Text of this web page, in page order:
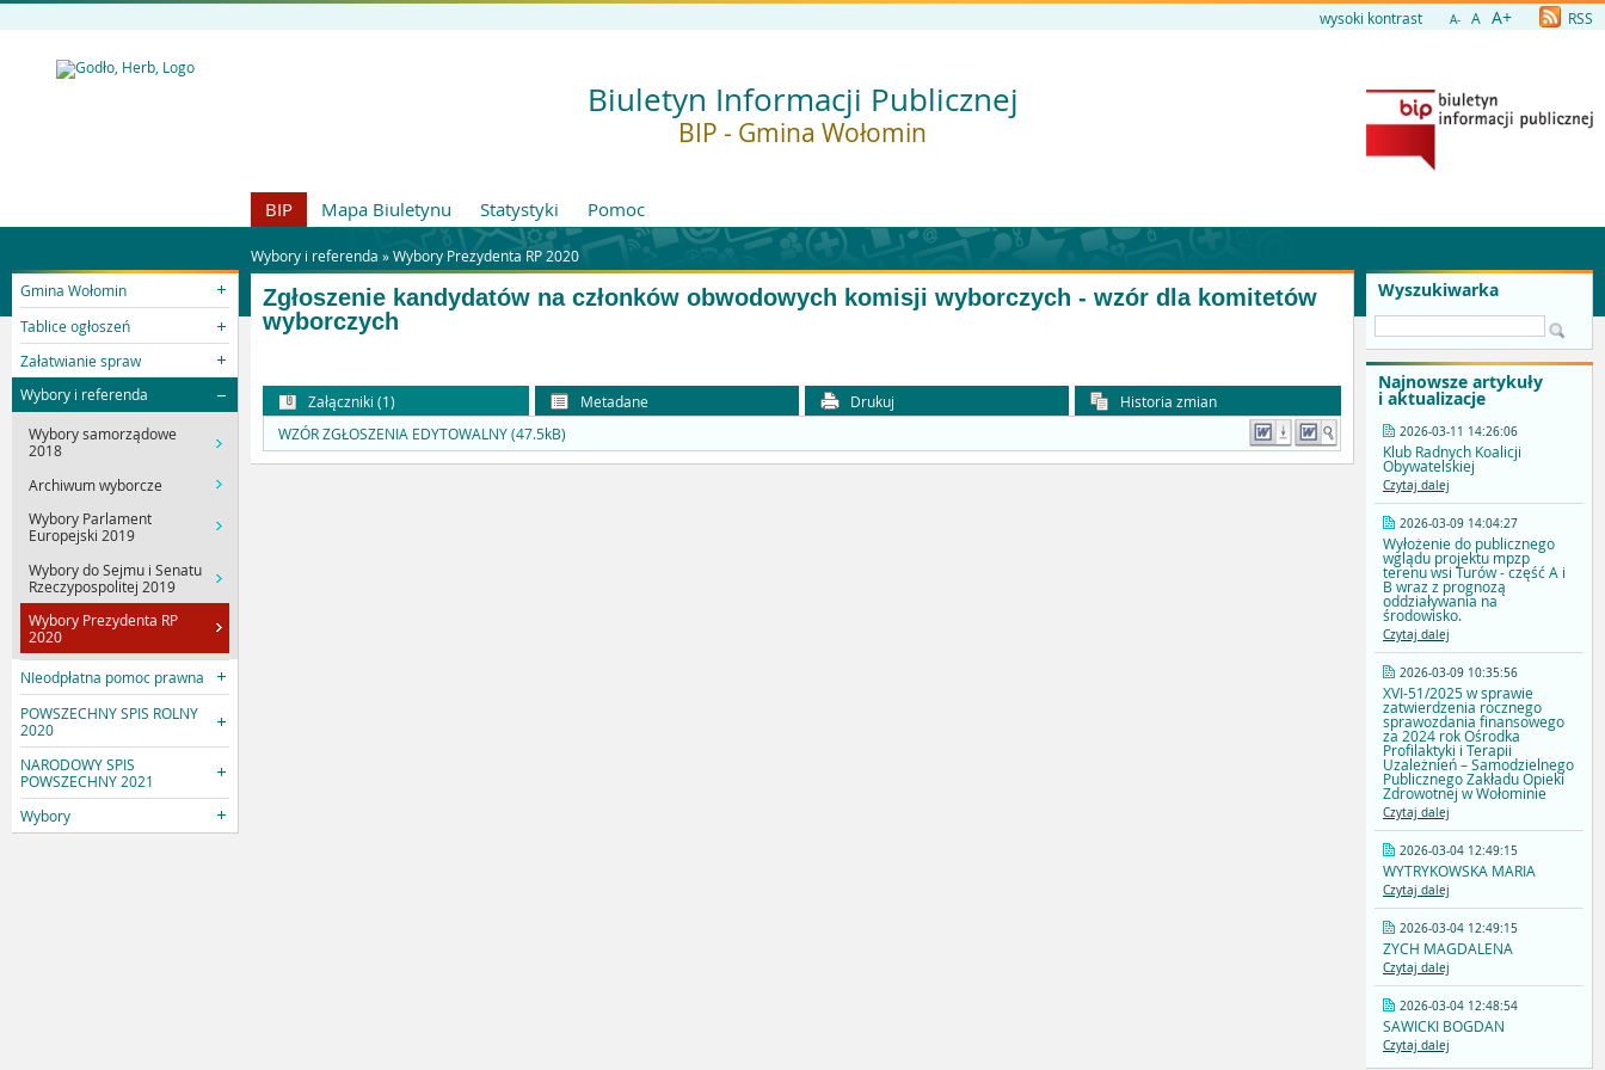
wysoki kontrast A- A A+ RSS
Biuletyn Informacji Publicznej
BIP - Gmina Wołomin
BIP Mapa Biuletynu Statystyki Pomoc
Wybory i referenda »Wybory Prezydenta RP 2020
Gmina Wołomin
Tablice ogłoszeń
Załatwianie spraw
Wybory i referenda
Wybory samorządowe
2018
Archiwum wyborcze
Wybory Parlament
Europejski 2019
Wybory do Sejmu i Senatu
Rzeczypospolitej 2019
Wybory Prezydenta RP
2020
NIeodpłatna pomoc prawna
POWSZECHNY SPIS ROLNY
2020
NARODOWY SPIS
POWSZECHNY 2021
Wybory
Wyszukiwarka
Najnowsze artykuły
i aktualizacje
2026-03-11 14:26:06
Klub Radnych Koalicji
Obywatelskiej
Czytaj dalej
2026-03-09 14:04:27
Wyłożenie do publicznego
wglądu projektu mpzp
terenu wsi Turów - część A i
B wraz z prognozą
oddziaływania na
środowisko.
Czytaj dalej
2026-03-09 10:35:56
XVI-51/2025 w sprawie
zatwierdzenia rocznego
sprawozdania finansowego
za 2024 rok Ośrodka
Profilaktyki i Terapii
Uzależnień – Samodzielnego
Publicznego Zakładu Opieki
Zdrowotnej w Wołominie
Czytaj dalej
2026-03-04 12:49:15
WYTRYKOWSKA MARIA
Czytaj dalej
2026-03-04 12:49:15
ZYCH MAGDALENA
Czytaj dalej
2026-03-04 12:48:54
SAWICKI BOGDAN
Czytaj dalej
Zgłoszenie kandydatów na członków obwodowych komisji wyborczych - wzór dla komitetów
wyborczych
Załączniki (1) Metadane Drukuj
Historia zmian
WZÓR ZGŁOSZENIA EDYTOWALNY (47.5kB)